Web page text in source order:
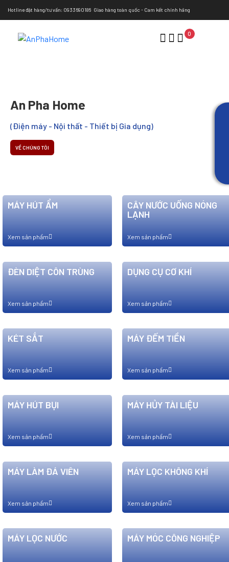
Hotline đặt hàng/tư vấn: 0933690186 Giao hàng toàn quốc - Cam kết chính hãng
0
An Pha Home
(Điện máy - Nội thất - Thiết bị Gia dụng)
VỀ CHÚNG TÔI
MÁY HÚT ẨM
Xem sản phẩm
CÂY NƯỚC UỐNG NÓNG
LẠNH
Xem sản phẩm
ĐÈN DIỆT CÔN TRÙNG
Xem sản phẩm
DỤNG CỤ CƠ KHÍ
Xem sản phẩm
KÉT SẮT
Xem sản phẩm
MÁY ĐẾM TIỀN
Xem sản phẩm
MÁY HÚT BỤI
Xem sản phẩm
MÁY HỦY TÀI LIỆU
Xem sản phẩm
MÁY LÀM ĐÁ VIÊN
Xem sản phẩm
MÁY LỌC KHÔNG KHÍ
Xem sản phẩm
MÁY LỌC NƯỚC MÁY MÓC CÔNG NGHIỆP